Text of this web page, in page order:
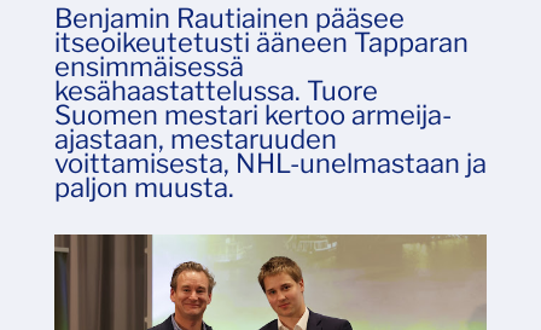
Benjamin Rautiainen pääsee
itseoikeutetusti ääneen Tapparan
ensimmäisessä
kesähaastattelussa. Tuore
Suomen mestari kertoo armeija-
ajastaan, mestaruuden
voittamisesta, NHL-unelmastaan ja
paljon muusta.